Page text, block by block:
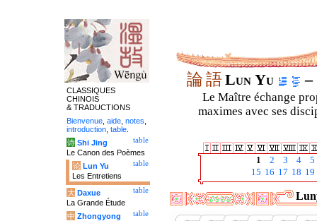
論語Lun Yu –
Le Maître échange
maximes avec ses
1 2 3 4
5
15 16 17 18 19
CLASSIQUES
CHINOIS
& TRADUCTIONS
Bienvenue aide notes
introduction table
table
诗 Shi Jing
Le Canon des Poèmes
table
论 Lun Yu
Les Entretiens
table
大 Daxue
La Grande Étude
table
中 Zhongyong